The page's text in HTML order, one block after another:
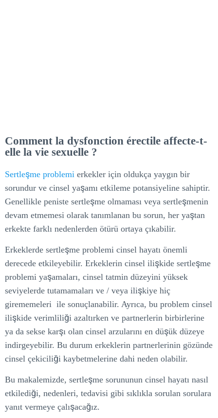
Comment la dysfonction érectile affecte-t-
elle la vie sexuelle ?
Sertleşme problemi erkekler için oldukça yaygın bir
sorundur ve cinsel yaşamı etkileme potansiyeline sahiptir.
Genellikle peniste sertleşme olmaması veya sertleşmenin
devam etmemesi olarak tanımlanan bu sorun, her yaştan
erkekte farklı nedenlerden ötürü ortaya çıkabilir.
Erkeklerde sertleşme problemi cinsel hayatı önemli
derecede etkileyebilir. Erkeklerin cinsel ilişkide sertleşme
problemi yaşamaları, cinsel tatmin düzeyini yüksek
seviyelerde tutamamaları ve / veya ilişkiye hiç
girememeleri ile sonuçlanabilir. Ayrıca, bu problem cinsel
ilişkide verimliliği azaltırken ve partnerlerin birbirlerine
ya da sekse karşı olan cinsel arzularını en düşük düzeye
indirgeyebilir. Bu durum erkeklerin partnerlerinin gözünde
cinsel çekiciliği kaybetmelerine dahi neden olabilir.
Bu makalemizde, sertleşme sorununun cinsel hayatı nasıl
etkilediği, nedenleri, tedavisi gibi sıklıkla sorulan sorulara
yanıt vermeye çalışacağız.